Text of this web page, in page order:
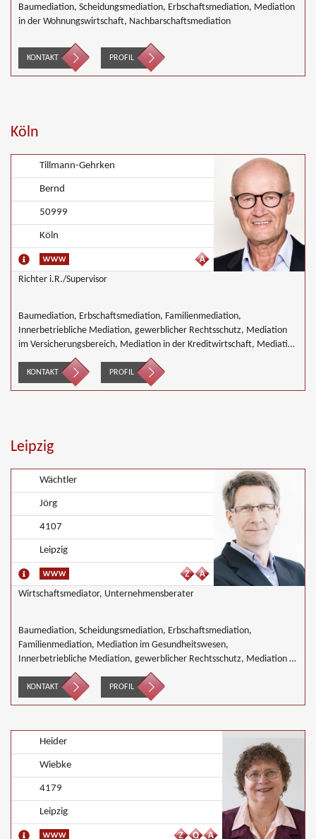
Baumediation, Scheidungsmediation, Erbschaftsmediation, Mediation
in der Wohnungswirtschaft, Nachbarschaftsmediation
KONTAKT PROFIL
Köln
Tillmann-Gehrken
Bernd
50999
Köln
Richter i.R./Supervisor
Baumediation, Erbschaftsmediation, Familienmediation,
Innerbetriebliche Mediation, gewerblicher Rechtsschutz, Mediation
im Versicherungsbereich, Mediation in der Kreditwirtschaft, Mediation
von Generationskonflikten, Mediation bei Gesellschafterkonflikten,
Mediation im öffentlichen Bereich, Mediation bei Team- und
Gruppenkonflikten, Mediation von Unternehmensnachfolgen,
KONTAKT PROFIL
Leipzig
Wächtler
Jörg
4107
Leipzig
Wirtschaftsmediator, Unternehmensberater
Baumediation, Scheidungsmediation, Erbschaftsmediation,
Familienmediation, Mediation im Gesundheitswesen,
Innerbetriebliche Mediation, gewerblicher Rechtsschutz, Mediation in
IT- Software- Outsourcing-Konflikten, Mediation im
Versicherungsbereich, Mediation in der Kreditwirtschaft, Mediation
von Generationskonflikten, Mediation bei Gesellschafterkonflikten,
Gruppenkonflikten, Mediation von Unternehmensnachfolgen,
Mediation in der Wohnungswirtschaft, Nachbarschaftsmediation,
Wirtschaftsmediation
KONTAKT PROFIL
Heider
Wiebke
4179
Leipzig